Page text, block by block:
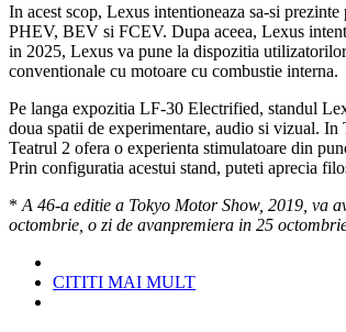
In acest scop, Lexus intentioneaza sa-si
PHEV, BEV si FCEV. Dupa aceea, Lexus
in 2025, Lexus va pune la dispozitia
conventionale cu motoare cu combustie interna.
Pe langa expozitia LF-30 Electrified, standul
doua spatii de experimentare, audio si vizual.
Teatrul 2 ofera o experienta stimulatoare din
Prin configuratia acestui stand, puteti aprecia
* A 46-a editie a Tokyo Motor Show, 2019, va
octombrie, o zi de avanpremiera in 25
CITITI MAI MULT